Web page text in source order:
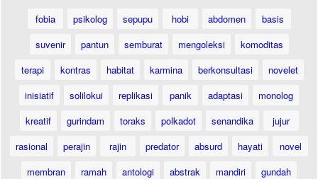
fobia psikolog sepupu hobi abdomen
basis
suvenir
pantun semburat mengoleksi
komoditas
terapi
kontras habitat karmina berkonsultasi
novelet
inisiatif
solilokui replikasi panik adaptasi
monolog
kreatif
gurindam toraks polkadot senandika
jujur
rasional
perajin rajin predator absurd hayati
novel
membran
ramah antologi abstrak mandiri
gundah